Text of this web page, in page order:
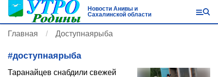
Новости Анивы и
Сахалинской области
Главная Доступнаярыба
#доступнаярыба
Таранайцев снабдили свежей